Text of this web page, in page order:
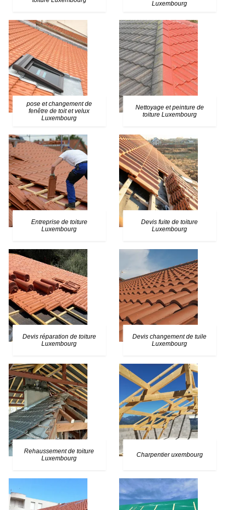
Luxembourg
pose et changement de
fenêtre de toit et velux
Luxembourg
Nettoyage et peinture de
toiture Luxembourg
Entreprise de toiture
Luxembourg
Devis fuite de toiture
Luxembourg
Devis réparation de toiture
Luxembourg
Devis changement de tuile
Luxembourg
Rehaussement de toiture
Luxembourg
Charpentier uxembourg